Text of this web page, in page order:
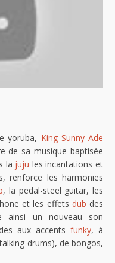
yoruba, King Sunny Ade
de sa musique baptisée
la juju les incantations et
renforce les harmonies
, la pedal-steel guitar, les
et les effets dub des
ainsi un nouveau son
aux accents funky, à
drums), de bongos,